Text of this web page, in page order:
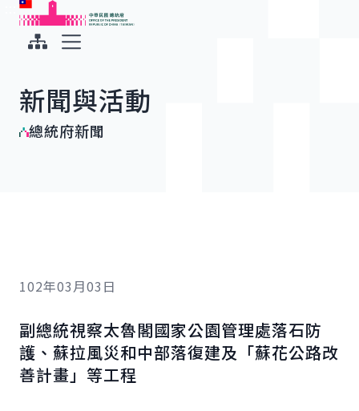
跳到主要內容
中華民國總統府
新聞與活動
總統府新聞
102年03月03日
副總統視察太魯閣國家公園管理處落石防
護、蘇拉風災和中部落復建及「蘇花公路改
善計畫」等工程